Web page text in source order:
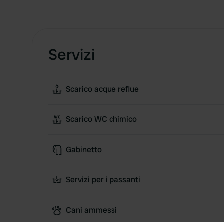
Servizi
Scarico acque reflue
Scarico WC chimico
Gabinetto
Servizi per i passanti
Cani ammessi